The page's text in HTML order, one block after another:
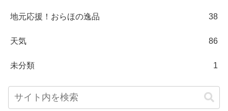
地元応援！おらほの逸品 38
天気 86
未分類 1